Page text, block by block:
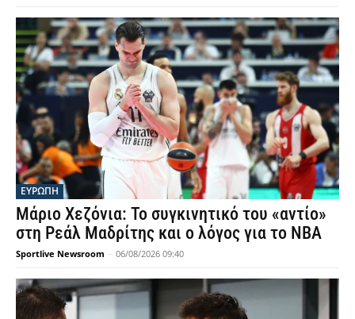
ΕΥΡΩΠΗ
Μάριο Χεζόνια: Το συγκινητικό του «αντίο»
στη Ρεάλ Μαδρίτης και ο λόγος για το NBA
Sportlive Newsroom - 06/08/2026 09:40